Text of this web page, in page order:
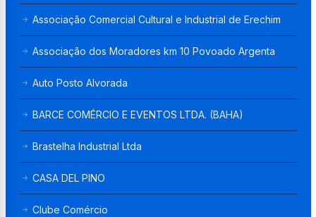
Associação Comercial Cultural e Industrial de Erechim
Associação dos Moradores km 10 Povoado Argenta
Auto Posto Alvorada
BARCE COMÉRCIO E EVENTOS LTDA. (BAHA)
Brastelha Industrial Ltda
CASA DEL PINO
Clube Comércio